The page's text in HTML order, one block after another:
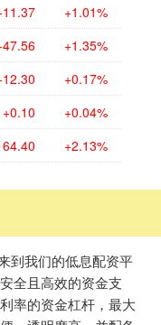
+1.01%
+1.35%
+0.17%
+0.10 +0.04%
+2.13%
到我们的低息配资平
全且高效的资金支
率的资金杠杆，最大